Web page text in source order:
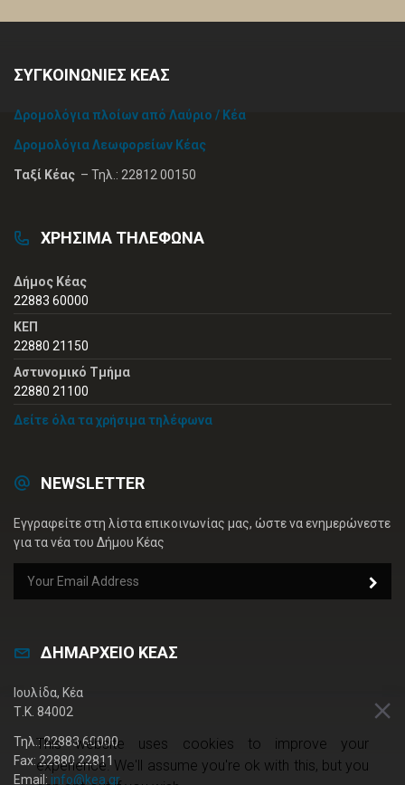
ΣΥΓΚΟΙΝΩΝΙΕΣ ΚΕΑΣ
Δρομολόγια πλοίων από Λαύριο / Κέα
Δρομολόγια Λεωφορείων Κέας
Ταξί Κέας – Τηλ.: 22812 00150
ΧΡΗΣΙΜΑ ΤΗΛΕΦΩΝΑ
Δήμος Κέας
22883 60000
ΚΕΠ
22880 21150
Αστυνομικό Τμήμα
22880 21100
Δείτε όλα τα χρήσιμα τηλέφωνα
NEWSLETTER
Εγγραφείτε στη λίστα επικοινωνίας μας, ώστε να ενημερώνεστε
για τα νέα του Δήμου Κέας
ΔΗΜΑΡΧΕΙΟ ΚΕΑΣ
Ιουλίδα, Κέα
Τ.Κ. 84002
Τηλ.: 22883 60000
Fax: 22880 22811
Email: info@kea.gr
This website uses cookies to improve your
experience. We'll assume you're ok with this, but you